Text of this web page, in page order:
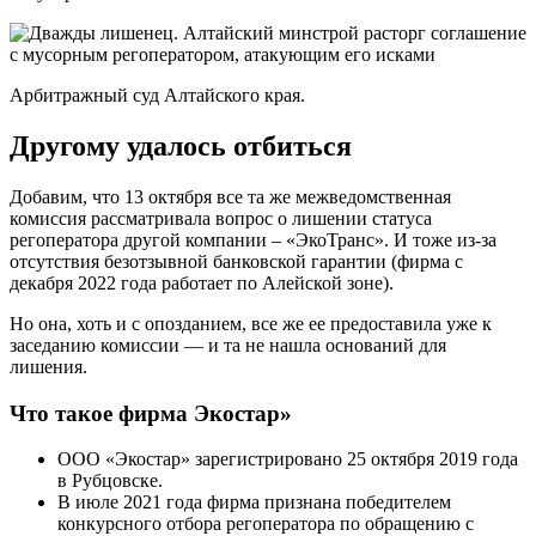
Арбитражный суд Алтайского края.
Другому удалось отбиться
Добавим, что 13 октября все та же межведомственная
комиссия рассматривала вопрос о лишении статуса
регоператора другой компании – «ЭкоТранс». И тоже из-за
отсутствия безотзывной банковской гарантии (фирма с
декабря 2022 года работает по Алейской зоне).
Но она, хоть и с опозданием, все же ее предоставила уже к
заседанию комиссии — и та не нашла оснований для
лишения.
Что такое фирма Экостар»
ООО «Экостар» зарегистрировано 25 октября 2019 года
в Рубцовске.
В июле 2021 года фирма признана победителем
конкурсного отбора регоператора по обращению с